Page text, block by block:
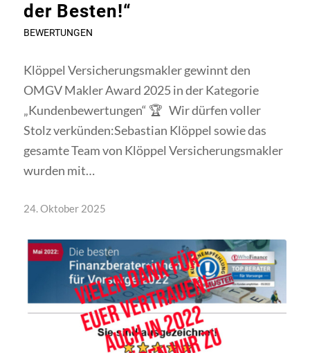
der Besten!“
BEWERTUNGEN
Klöppel Versicherungsmakler gewinnt den
OMGV Makler Award 2025 in der Kategorie
„Kundenbewertungen“ 🏆 Wir dürfen voller
Stolz verkünden:Sebastian Klöppel sowie das
gesamte Team von Klöppel Versicherungsmakler
wurden mit…
24. Oktober 2025